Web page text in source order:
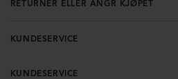
RETURNER ELLER ANGR KJØPET
KUNDESERVICE
KUNDESERVICE